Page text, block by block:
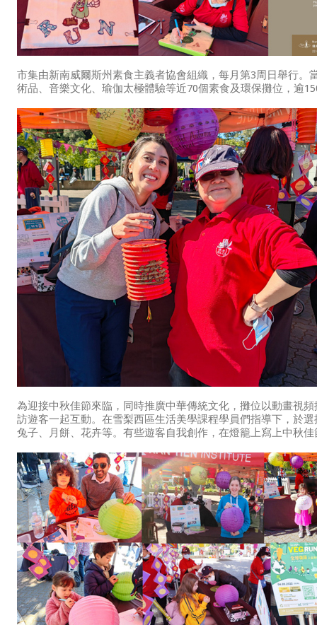
市集由新南威爾斯州素食主義者協會組織，每月第3周日舉行。
術品、音樂文化、瑜伽太極體驗等近70個素食及環保攤位，逾
為迎接中秋佳節來臨，同時推廣中華傳統文化，攤位以動畫視
訪遊客一起互動。在雪梨西區生活美學課程學員們指導下，於
兔子、月餅、花卉等。有些遊客自我創作，在燈籠上寫上中秋